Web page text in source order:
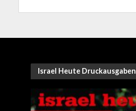
Israel Heute Druckausgaben